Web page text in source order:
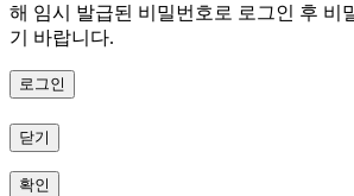
해 임시 발급된 비밀번호로 로그인 후 비
기 바랍니다.
로그인
닫기
확인